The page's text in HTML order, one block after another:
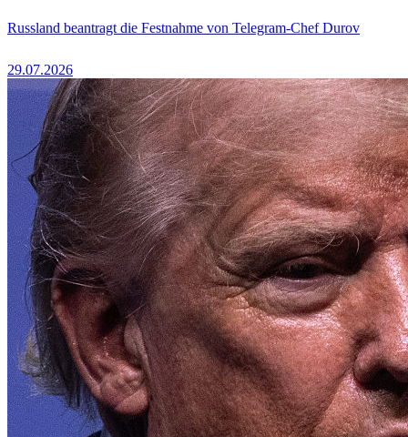
Russland beantragt die Festnahme von Telegram-Chef Durov
29.07.2026